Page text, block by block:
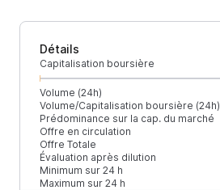
Détails
Capitalisation boursière
Volume (24h)
Volume/Capitalisation boursière (24h)
Prédominance sur la cap. du marché
Offre en circulation
Offre Totale
Évaluation après dilution
Minimum sur 24 h
Maximum sur 24 h